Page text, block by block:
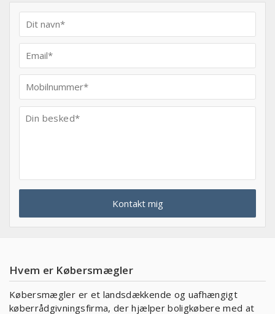
Hvem er Købersmægler
Købersmægler er et landsdækkende og uafhængigt
køberrådgivningsfirma, der hjælper boligkøbere med at